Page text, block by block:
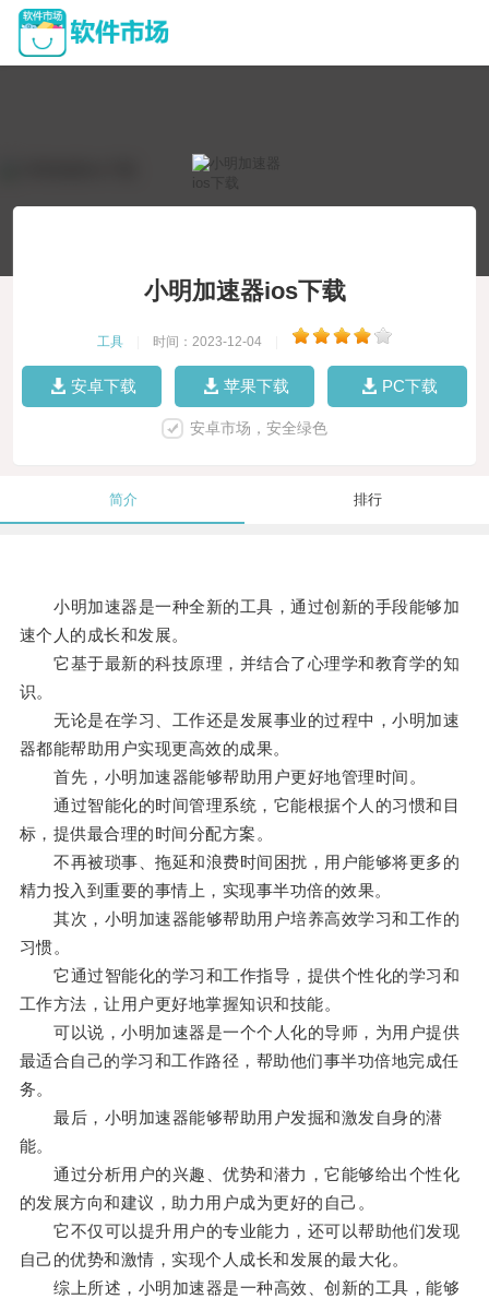
小明加速器ios下载
工具 时间：2023-12-04
安卓下载 苹果下载 PC下载
安卓市场，安全绿色
简介 排行
小明加速器是一种全新的工具，通过创新的手段能够加
速个人的成长和发展。
它基于最新的科技原理，并结合了心理学和教育学的知
识。
无论是在学习、工作还是发展事业的过程中，小明加速
器都能帮助用户实现更高效的成果。
首先，小明加速器能够帮助用户更好地管理时间。
通过智能化的时间管理系统，它能根据个人的习惯和目
标，提供最合理的时间分配方案。
不再被琐事、拖延和浪费时间困扰，用户能够将更多的
精力投入到重要的事情上，实现事半功倍的效果。
其次，小明加速器能够帮助用户培养高效学习和工作的
习惯。
它通过智能化的学习和工作指导，提供个性化的学习和
工作方法，让用户更好地掌握知识和技能。
可以说，小明加速器是一个个人化的导师，为用户提供
最适合自己的学习和工作路径，帮助他们事半功倍地完成任
务。
最后，小明加速器能够帮助用户发掘和激发自身的潜
能。
通过分析用户的兴趣、优势和潜力，它能够给出个性化
的发展方向和建议，助力用户成为更好的自己。
它不仅可以提升用户的专业能力，还可以帮助他们发现
自己的优势和激情，实现个人成长和发展的最大化。
综上所述，小明加速器是一种高效、创新的工具，能够